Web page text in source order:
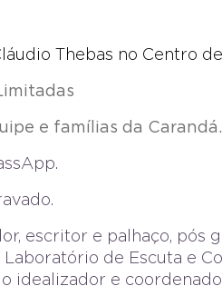
Thebas no Centro
e famílias da Carandá.
escritor e palhaço, pós
de Escuta e
idealizador e